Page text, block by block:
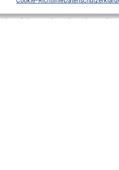
geltende Pauschbetrag
Mutterland geltende